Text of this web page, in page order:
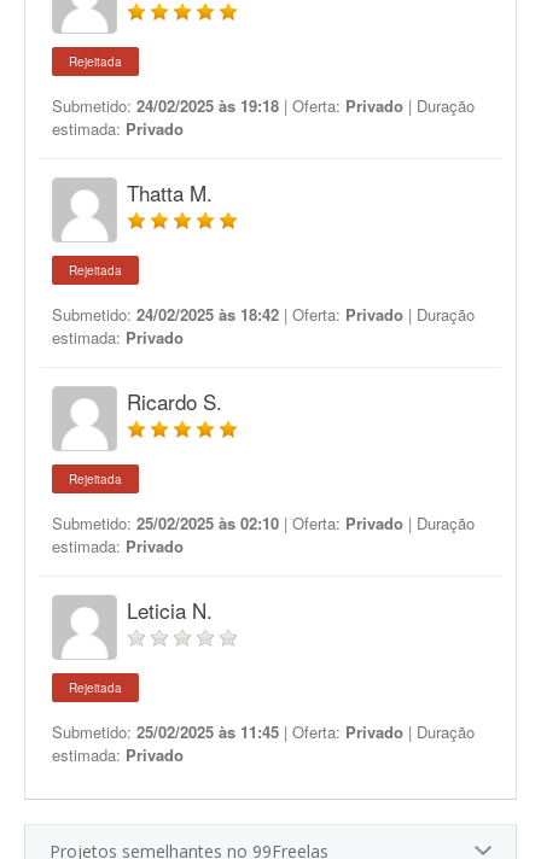
Rejeitada
Submetido: 24/02/2025 às 19:18 | Oferta: Privado | Duração
estimada: Privado
Thatta M.
Rejeitada
Submetido: 24/02/2025 às 18:42 | Oferta: Privado | Duração
estimada: Privado
Ricardo S.
Rejeitada
Submetido: 25/02/2025 às 02:10 | Oferta: Privado | Duração
estimada: Privado
Leticia N.
Rejeitada
Submetido: 25/02/2025 às 11:45 | Oferta: Privado | Duração
estimada: Privado
Projetos semelhantes no 99Freelas